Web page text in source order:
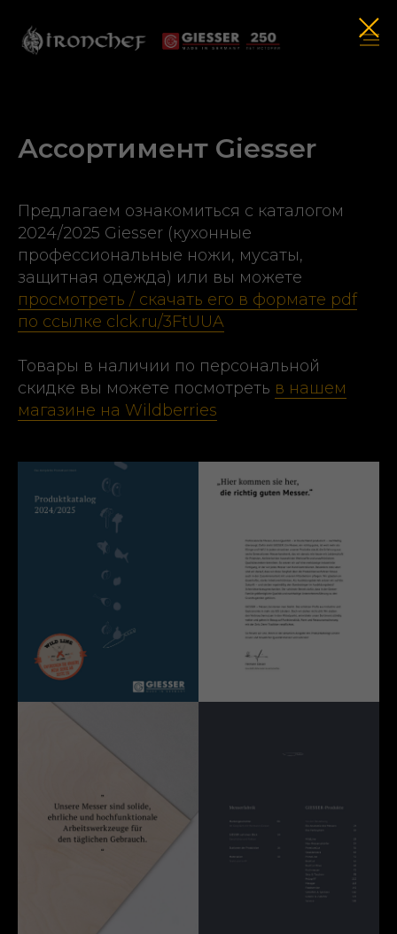
Ассортимент Giesser
Предлагаем ознакомиться с каталогом
2024/2025 Giesser (кухонные
профессиональные ножи, мусаты,
защитная одежда) или вы можете
просмотреть / скачать его в формате pdf
по ссылке clck.ru/3FtUUA
Товары в наличии по персональной
скидке вы можете посмотреть в нашем
магазине на Wildberries